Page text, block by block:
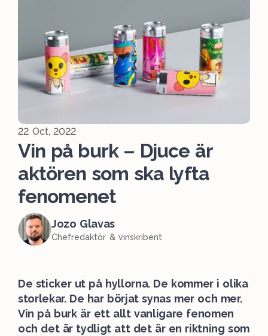
22 Oct, 2022
Vin på burk – Djuce är
aktören som ska lyfta
fenomenet
Jozo Glavas
Chefredaktör & vinskribent
De sticker ut på hyllorna. De kommer i olika
storlekar. De har börjat synas mer och mer.
Vin på burk är ett allt vanligare fenomen
och det är tydligt att det är en riktning som